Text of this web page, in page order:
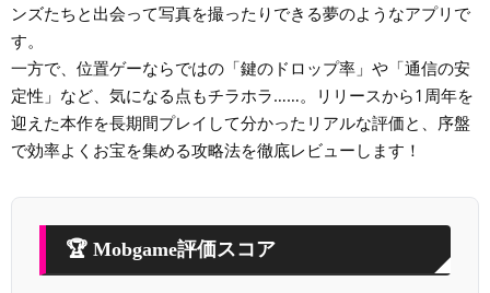
ンズたちと出会って写真を撮ったりできる夢のようなアプリで
す。
一方で、位置ゲーならではの「鍵のドロップ率」や「通信の安
定性」など、気になる点もチラホラ……。リリースから1周年を
迎えた本作を長期間プレイして分かったリアルな評価と、序盤
で効率よくお宝を集める攻略法を徹底レビューします！
🏆 Mobgame評価スコア